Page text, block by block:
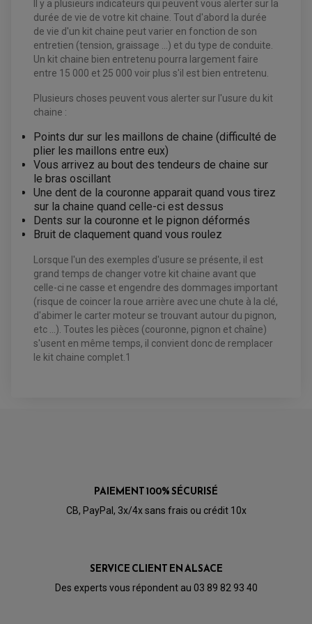
FREINAGE
ACCESSOIRE + VISSERIE FREINAGE
DISQUE DE FREIN
PLAQUETTE DE FREIN
KIT DURITE DE FREIN
KIT RÉPARATION ÉTRIER DE FREIN
KIT RÉPARATION MAÎTRE CYLINDRE
MAÎTRE CYLINDRE
HUILE ET PRODUIT D'ENTRETIEN
HUILE MOTEUR
PRODUIT D'ENTRETIEN
REPOSE PIED TYPE ORIGINE
SÉLECTEUR DE VITESSE
PRODUIT ENTRETIEN
FILTRE A AIR
FILTRE A HUILE
BOUGIE SCOOTER
PRODUIT D'ENTRETIEN
FILTRE A AIR K&N
PIÈCE MOTEUR
GALET DE VARIATEUR
COURROIE
CHARGEUR DE BATTERIE QUAD / SSV
COMPTEUR QUAD / SSV
CONTACTEUR A CLÉ QUAD
DÉMARREUR
ECLAIRAGE LED / HALOGÈNE
STATOR ET REDRESSEUR / REGULATEUR
EQUIPEMENT FREINAGE QUAD / SSV
KIT DURITE DE FREIN QUAD
KIT REPARATION MAÎTRE CYLINDRE QUAD / SSV
PLAQUETTES DE FREIN QUAD / SSV
HUILE ET PRODUIT D'ENTRETIEN QUAD
HUILE POUR QUAD
PRODUIT D'ENTRETIEN QUAD
CHAÎNE A NEIGE QUAD-SSV
CHAÎNES A NEIGE
CHAMBRE A AIR QUAD ET SSV
CLOUS / CRAMPON VISSABLE
ÉLARGISSEURES DE VOIES QUAD
JANTES QUAD ET SSV
PNEUMATIQUE
MOUSSE
CHAMBRE À AIR
EQUIPEMENT FREINAGE MOTO CROSS ET
ENDURO
ACCESSOIRES FREINAGE
DISQUE DE FREIN AVANT
DISQUE DE FREIN ARRIÈRE
KIT RÉPARATION PÉDALE DE FREIN
KIT RÉPARATION MAÎTRE CYLINDRE
KIT RÉPARATION ÉTRIER DE FREIN
ROULEMENT MOTO CROSS ET ENDURO
ROULEMENT DE ROUE AVANT
ROULEMENT DE ROUE ARRIÈRE
ROULEMENT D'AMORTISSEUR
ROULEMENT BIELLETTES
ROULEMENT COLONNE DE DIRECTION
Il y a plusieurs indicateurs qui peuvent vous alerter sur la
durée de vie de votre kit chaine. Tout d'abord la durée
de vie d'un kit chaine peut varier en fonction de son
entretien (tension, graissage ...) et du type de conduite.
Un kit chaine bien entretenu pourra largement faire
entre 15 000 et 25 000 voir plus s'il est bien entretenu.
Plusieurs choses peuvent vous alerter sur l'usure du kit
chaine :
Points dur sur les maillons de chaine (difficulté de
plier les maillons entre eux)
Vous arrivez au bout des tendeurs de chaine sur
le bras oscillant
Une dent de la couronne apparait quand vous tirez
sur la chaine quand celle-ci est dessus
Dents sur la couronne et le pignon déformés
Bruit de claquement quand vous roulez
Lorsque l'un des exemples d'usure se présente, il est
grand temps de changer votre kit chaine avant que
celle-ci ne casse et engendre des dommages important
(risque de coincer la roue arrière avec une chute à la clé,
d'abimer le carter moteur se trouvant autour du pignon,
etc ...). Toutes les pièces (couronne, pignon et chaîne)
s'usent en même temps, il convient donc de remplacer
le kit chaine complet.1
PAIEMENT 100% SÉCURISÉ
CB, PayPal, 3x/4x sans frais ou crédit 10x
SERVICE CLIENT EN ALSACE
Des experts vous répondent au 03 89 82 93 40